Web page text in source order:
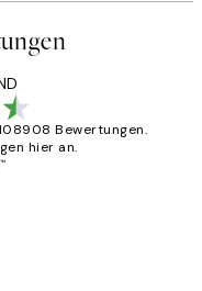
Bewertungen.
hier an.